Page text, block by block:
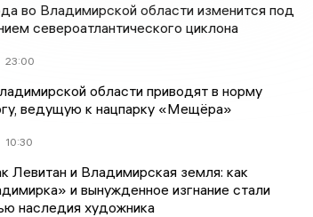
во Владимирской области изменится под
североатлантического циклона
23:00
области приводят в норму
ведущую к нацпарку «Мещёра»
10:30
Левитан и Владимирская земля: как
и вынужденное изгнание стали
наследия художника